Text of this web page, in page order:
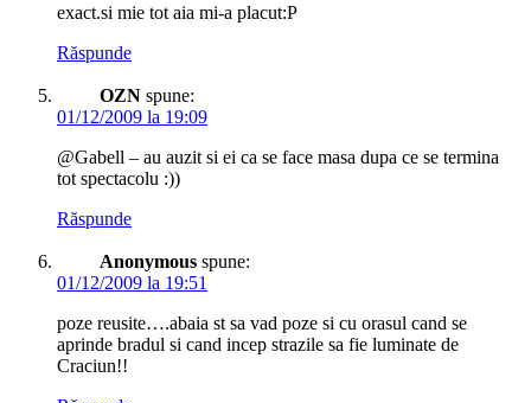
exact.si mie tot aia mi-a placut:P
Răspunde
OZN spune:
01/12/2009 la 19:09
@Gabell – au auzit si ei ca se face masa dupa ce se termina
tot spectacolu :))
Răspunde
Anonymous spune:
01/12/2009 la 19:51
poze reusite….abaia st sa vad poze si cu orasul cand se
aprinde bradul si cand incep strazile sa fie luminate de
Craciun!!